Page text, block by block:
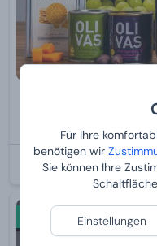
Für Ihre
benötigen wir
Sie können Ihre
Einstellungen
Manboxeo mit
99, 90 €
BEI IHNEN: